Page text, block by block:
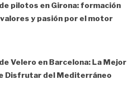
pilotos en Girona: formación
y pasión por el motor
Velero en Barcelona: La Mejor
Disfrutar del Mediterráneo